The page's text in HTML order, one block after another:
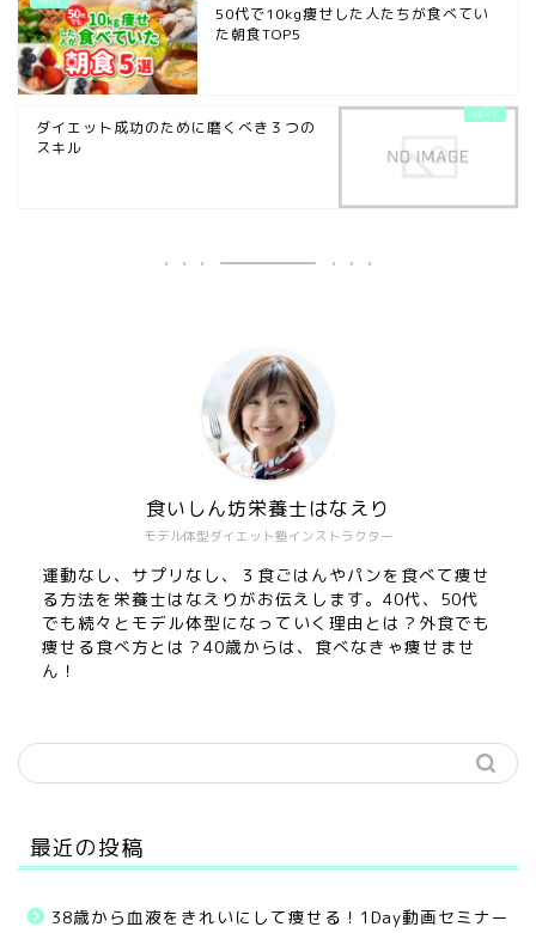
50代で10kg痩せした人たちが食べてい
た朝食TOP5
ダイエット成功のために磨くべき３つの
スキル
モデル体型ダイエット塾インストラクター
食いしん坊栄養士はなえり
運動なし、サプリなし、３食ごはんやパンを食べて痩せ
る方法を栄養士はなえりがお伝えします。40代、50代
でも続々とモデル体型になっていく理由とは？外食でも
痩せる食べ方とは？40歳からは、食べなきゃ痩せませ
ん！
最近の投稿
38歳から血液をきれいにして痩せる！1Day動画セミナー